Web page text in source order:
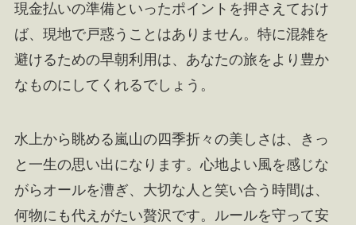
現金払いの準備といったポイントを押さえておけ
ば、現地で戸惑うことはありません。特に混雑を
避けるための早朝利用は、あなたの旅をより豊か
なものにしてくれるでしょう。
水上から眺める嵐山の四季折々の美しさは、きっ
と一生の思い出になります。心地よい風を感じな
がらオールを漕ぎ、大切な人と笑い合う時間は、
何物にも代えがたい贅沢です。ルールを守って安